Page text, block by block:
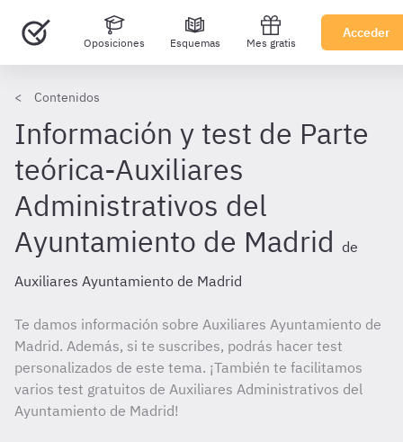
Oposiciones Esquemas Mes gratis
Acceder
Contenidos
Información y test de Parte
teórica-Auxiliares
Administrativos del
Ayuntamiento de Madrid de
Auxiliares Ayuntamiento de Madrid
Te damos información sobre Auxiliares Ayuntamiento de
Madrid. Además, si te suscribes, podrás hacer test
personalizados de este tema. ¡También te facilitamos
varios test gratuitos de Auxiliares Administrativos del
Ayuntamiento de Madrid!